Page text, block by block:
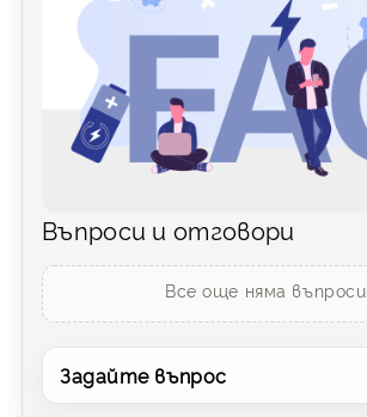
Въпроси и отговори
Все още няма въпроси.
Задайте въпрос